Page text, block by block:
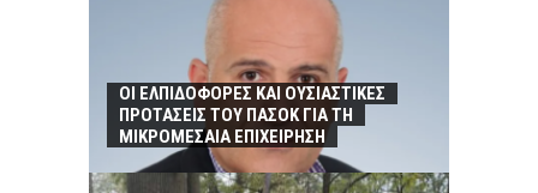
ΟΙ ΕΛΠΙΔΟΦΟΡΕΣ ΚΑΙ ΟΥΣΙΑΣΤΙΚΕΣ
ΠΡΟΤΑΣΕΙΣ ΤΟΥ ΠΑΣΟΚ ΓΙΑ ΤΗ
ΜΙΚΡΟΜΕΣΑΙΑ ΕΠΙΧΕΙΡΗΣΗ